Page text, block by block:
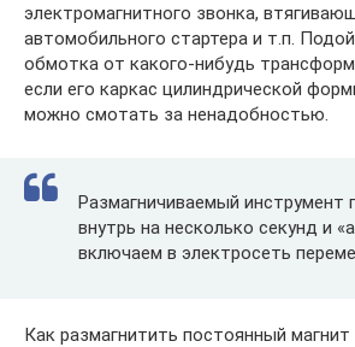
электромагнитного звонка,
автомобильного стартера и т.п.
обмотка от какого-нибудь
если его каркас цилиндрической
можно смотать за ненадобностью.
Размагничиваемый
внутрь на несколько секунд и
включаем в электросеть
Как размагнитить постоянный магнит